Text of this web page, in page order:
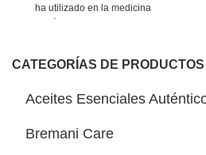
ha utilizado en la medicina
refuerzan la respuesta
organismo.
CATEGORÍAS DE PRODUCTOS
Aceites Esenciales
Bremani Care